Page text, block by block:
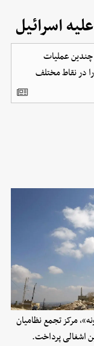
چندین عملیات
در نقاط مختلف
مرکز تجمع نظامیان
اشغالی پرداخت.